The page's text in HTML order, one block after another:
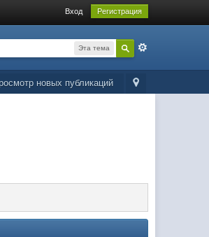
Вход Регистрация
Эта тема
новых публикаций